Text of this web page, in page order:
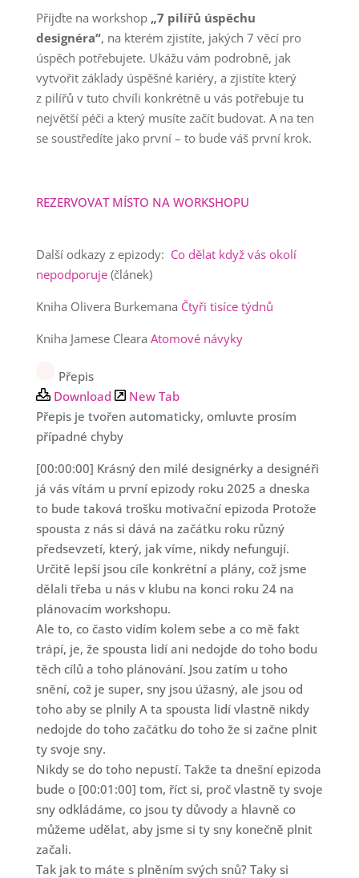
Přijďte na workshop „7 pilířů úspěchu
designéra“, na kterém zjistíte, jakých 7 věcí pro
úspěch potřebujete. Ukážu vám podrobně, jak
vytvořit základy úspěšné kariéry, a zjistíte který
z pilířů v tuto chvíli konkrétně u vás potřebuje tu
největší péči a který musíte začít budovat. A na ten
se soustředíte jako první – to bude váš první krok.
REZERVOVAT MÍSTO NA WORKSHOPU
Další odkazy z epizody: Co dělat když vás okolí
nepodporuje(článek)
Kniha Olivera Burkemana Čtyři tisíce týdnů
Kniha Jamese Cleara Atomové návyky
Přepis
Download
New Tab
Přepis je tvořen automaticky, omluvte prosím
případné chyby
[00:00:00] Krásný den milé designérky a designéři
já vás vítám u první epizody roku 2025 a dneska
to bude taková trošku motivační epizoda Protože
spousta z nás si dává na začátku roku různý
předsevzetí, který, jak víme, nikdy nefungují.
Určitě lepší jsou cíle konkrétní a plány, což jsme
dělali třeba u nás v klubu na konci roku 24 na
plánovacím workshopu.
Ale to, co často vidím kolem sebe a co mě fakt
trápí, je, že spousta lidí ani nedojde do toho bodu
těch cílů a toho plánování. Jsou zatím u toho
snění, což je super, sny jsou úžasný, ale jsou od
toho aby se plnily A ta spousta lidí vlastně nikdy
nedojde do toho začátku do toho že si začne plnit
ty svoje sny.
Nikdy se do toho nepustí. Takže ta dnešní epizoda
bude o [00:01:00] tom, říct si, proč vlastně ty svoje
sny odkládáme, co jsou ty důvody a hlavně co
můžeme udělat, aby jsme si ty sny konečně plnit
začali.
Tak jak to máte s plněním svých snů? Taky si